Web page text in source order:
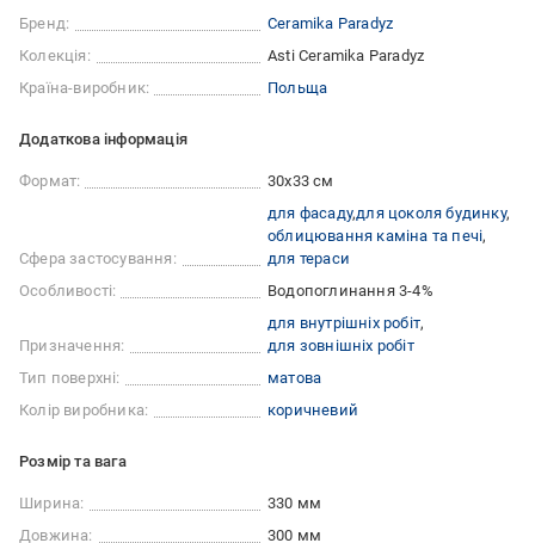
Бренд:
Ceramika Paradyz
Колекція:
Asti Ceramika Paradyz
Країна-виробник:
Польща
Додаткова інформація
Формат: 30x33 см
Сфера застосування:
для фасаду для цоколя будинку
облицювання каміна та печі
для тераси
Особливості:
Водопоглинання 3-4%
Призначення:
для внутрішніх робіт
для зовнішніх робіт
Тип поверхні:
матова
Колір виробника:
коричневий
Розмір та вага
Ширина:
330 мм
Довжина:
300 мм